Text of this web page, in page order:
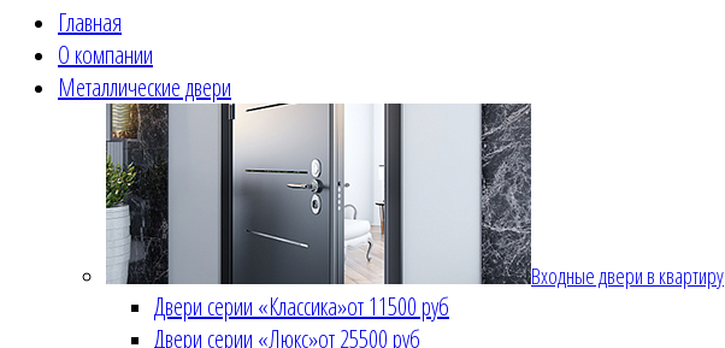
Главная
О компании
Металлические двери
Входные двери в квартиру
Двери серии «Классика»от 11500 руб
Двери серии «Люкс»от 25500 руб